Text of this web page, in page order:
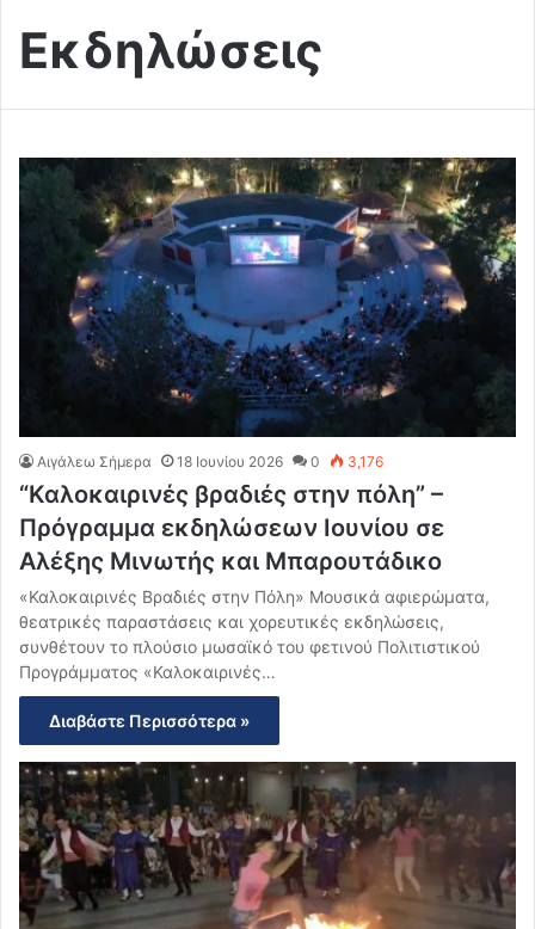
Εκδηλώσεις
Αιγάλεω Σήμερα 18 Ιουνίου 2026 0 3,176
“Καλοκαιρινές βραδιές στην πόλη” –
Πρόγραμμα εκδηλώσεων Ιουνίου σε
Αλέξης Μινωτής και Μπαρουτάδικο
«Καλοκαιρινές Βραδιές στην Πόλη» Μουσικά αφιερώματα,
θεατρικές παραστάσεις και χορευτικές εκδηλώσεις,
συνθέτουν το πλούσιο μωσαϊκό του φετινού Πολιτιστικού
Προγράμματος «Καλοκαιρινές…
Διαβάστε Περισσότερα »